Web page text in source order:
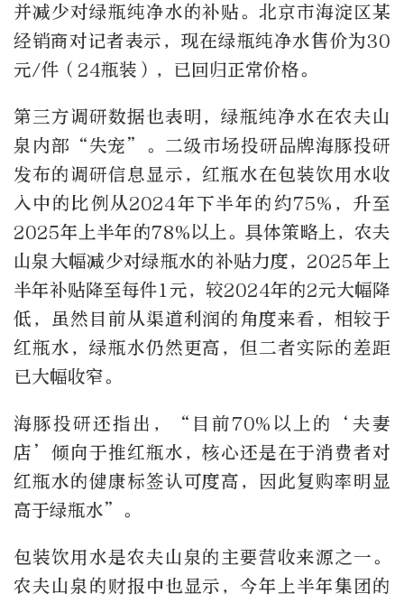
并减少对绿瓶纯净水的补贴。北京市海淀区某
经销商对记者表示，现在绿瓶纯净水售价为30
元/件（24瓶装），已回归正常价格。
第三方调研数据也表明，绿瓶纯净水在农夫山
泉内部“失宠”。二级市场投研品牌海豚投研
发布的调研信息显示，红瓶水在包装饮用水收
入中的比例从2024年下半年的约75%，升至
2025年上半年的78%以上。具体策略上，农夫
山泉大幅减少对绿瓶水的补贴力度，2025年上
半年补贴降至每件1元，较2024年的2元大幅降
低，虽然目前从渠道利润的角度来看，相较于
红瓶水，绿瓶水仍然更高，但二者实际的差距
已大幅收窄。
海豚投研还指出，“目前70%以上的‘夫妻
店’倾向于推红瓶水，核心还是在于消费者对
红瓶水的健康标签认可度高，因此复购率明显
高于绿瓶水”。
包装饮用水是农夫山泉的主要营收来源之一。
农夫山泉的财报中也显示，今年上半年集团的